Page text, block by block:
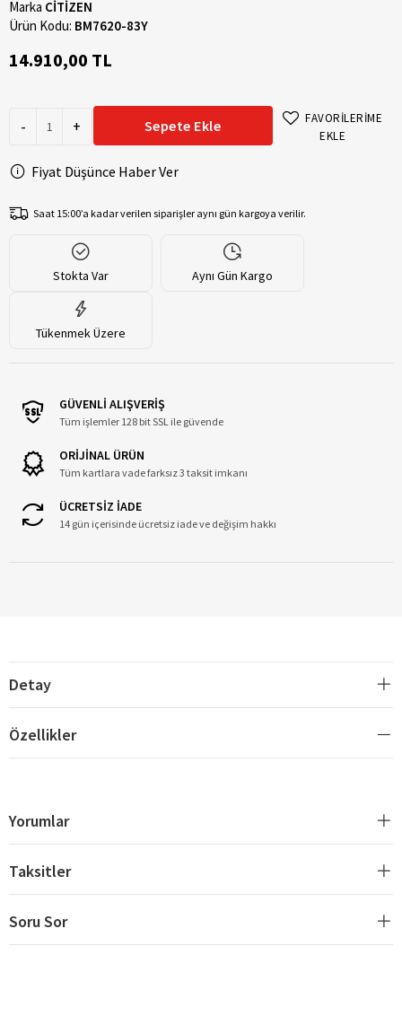
Marka CİTİZEN
Ürün Kodu: BM7620-83Y
14.910,00 TL
- + Sepete Ekle
FAVORİLERİME
EKLE
Fiyat Düşünce Haber Ver
Saat 15:00’a kadar verilen siparişler aynı gün kargoya verilir.
Stokta Var Aynı Gün Kargo
Tükenmek Üzere
GÜVENLİ ALIŞVERİŞ
Tüm işlemler 128 bit SSL ile güvende
ORİJİNAL ÜRÜN
Tüm kartlara vade farksız 3 taksit imkanı
ÜCRETSİZ İADE
14 gün içerisinde ücretsiz iade ve değişim hakkı
Detay
Özellikler
Yorumlar
Taksitler
Soru Sor